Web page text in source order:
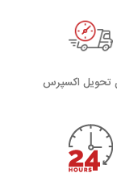
ﺗﺤﻮﯾﻞ اﮐﺴﭙﺮس